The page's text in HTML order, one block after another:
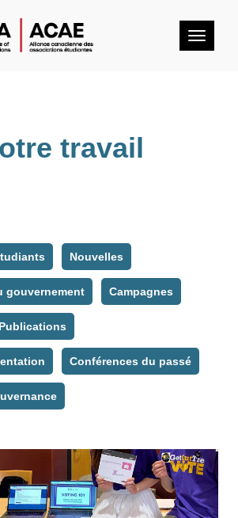
travail
Nouvelles
gouvernement Campagnes
Publications
Conférences du passé